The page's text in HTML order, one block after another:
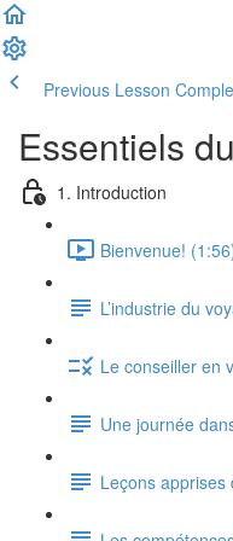
Previous Lesson
Essentiels
1. Introduction
Bienvenue!
L’industrie du
Le conseiller en
Une journée
Leçons apprises